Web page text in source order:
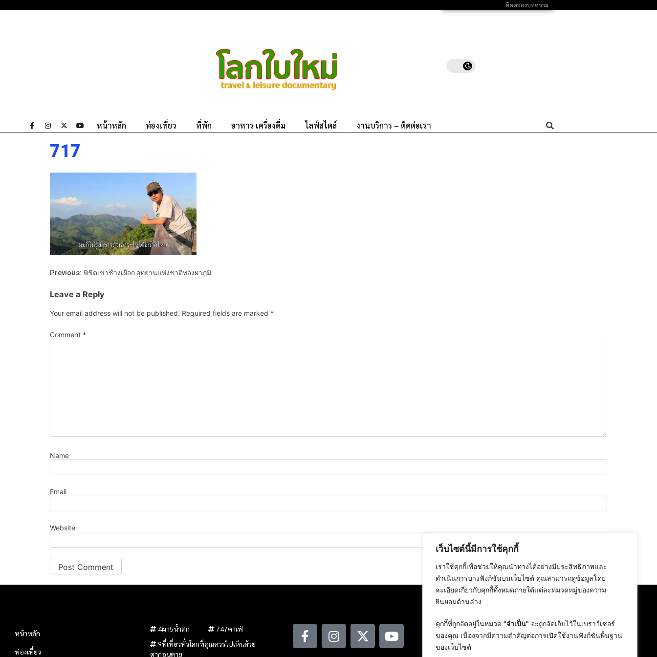
เว็บไซต์นี้มีการใช้คุกกี้
เราใช้คุกกี้เพื่อช่วยให้คุณนำทางได้อย่างมีประสิทธิภาพและ
ดำเนินการบางฟังก์ชันบนเว็บไซต์ คุณสามารถดูข้อมูลโดย
ละเอียดเกี่ยวกับคุกกี้ทั้งหมดภายใต้แต่ละหมวดหมู่ของความ
ยินยอมด้านล่าง
คุกกี้ที่ถูกจัดอยู่ในหมวด "จำเป็น" จะถูกจัดเก็บไว้ในเบราว์เซอร์
ของคุณ เนื่องจากมีความสำคัญต่อการเปิดใช้งานฟังก์ชันพื้นฐาน
ของเว็บไซต์
ติดต่อลงบทความ
หน้าหลัก ท่องเที่ยว ที่พัก อาหาร เครื่องดื่ม ไลฟ์สไตล์ งานบริการ – ติดต่อเรา
717
Previous: พิชิตเขาช้างเผือก อุทยานแห่งชาติทองผาภูมิ
Leave a Reply
Your email address will not be published. Required fields are marked *
Comment *
Name
Email
Website
หน้าหลัก
ท่องเที่ยว
4ผา5น้ำตก
747คาเฟ่
9ที่เที่ยวทั่วโลกที่คุณควรไปเห็นด้วย
ตาก่อนตาย